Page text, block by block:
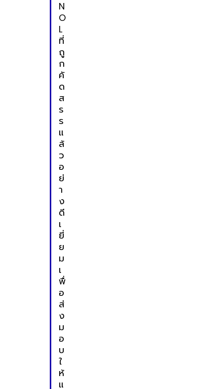
N
O
L
ที่
ถู
ก
คั
ด
ส
ร
ร
แ
ล้
ว
อ
ย่
า
ง
ดี
เ
ยี่
ย
ม
เ
พื่
อ
ส่
ง
ม
อ
บ
ใ
ห้
แ